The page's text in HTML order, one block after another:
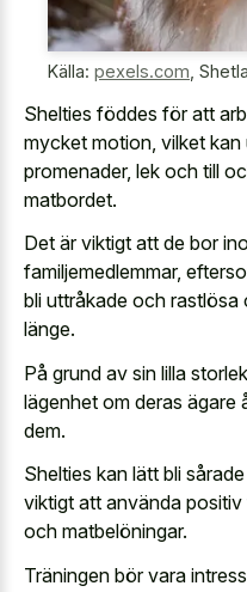
Källa: pexels.com,
Shelties föddes för att
mycket motion, vilket
promenader, lek och till
matbordet.
Det är viktigt att de bor
familjemedlemmar,
bli uttråkade och rastlösa
länge.
På grund av sin lilla
lägenhet om deras ägare
dem.
Shelties kan lätt bli
viktigt att använda
och matbelöningar.
Träningen bör vara